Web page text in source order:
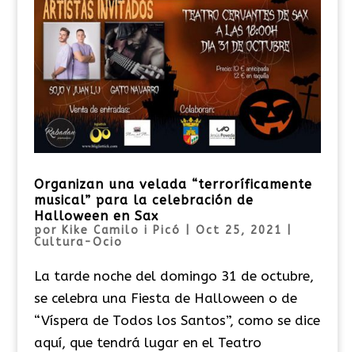
Organizan una velada “terroríficamente
musical” para la celebración de
Halloween en Sax
por Kike Camilo i Picó Oct 25, 2021
Cultura-Ocio
La tarde noche del domingo 31 de octubre,
se celebra una Fiesta de Halloween o de
“Víspera de Todos los Santos”, como se dice
aquí, que tendrá lugar en el Teatro